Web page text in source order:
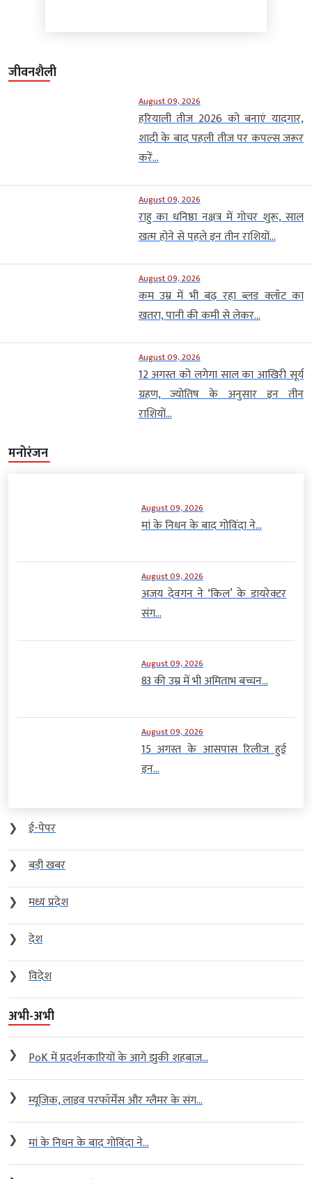
जीवनशैली
August 09, 2026
हरियाली तीज 2026 को बनाएं यादगार,
शादी के बाद पहली तीज पर कपल्स जरूर
करें...
August 09, 2026
राहु का धनिष्ठा नक्षत्र में गोचर शुरू, साल
खत्म होने से पहले इन तीन राशियों...
August 09, 2026
कम उम्र में भी बढ़ रहा ब्लड क्लॉट का
खतरा, पानी की कमी से लेकर...
August 09, 2026
12 अगस्त को लगेगा साल का आखिरी सूर्य
ग्रहण, ज्योतिष के अनुसार इन तीन
राशियों...
मनोरंजन
August 09, 2026
मां के निधन के बाद गोविंदा ने...
August 09, 2026
अजय देवगन ने ‘किल’ के डायरेक्टर
संग...
August 09, 2026
83 की उम्र में भी अमिताभ बच्चन...
August 09, 2026
15 अगस्त के आसपास रिलीज हुई
इन...
❯
ई-पेपर
❯
बड़ी खबर
❯
मध्य प्रदेश
❯
देश
❯
विदेश
अभी-अभी
❯ PoK में प्रदर्शनकारियों के आगे झुकी शहबाज...
❯ म्यूजिक, लाइव परफॉर्मेंस और ग्लैमर के संग...
❯ मां के निधन के बाद गोविंदा ने...